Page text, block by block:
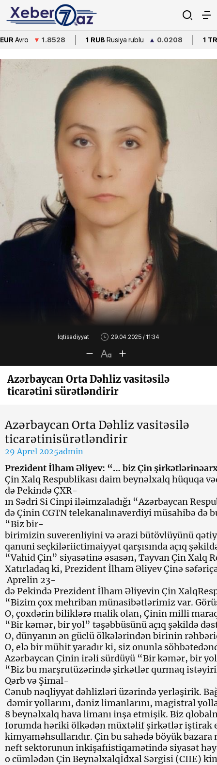
▼1.8528 1 RUB Rusiya rublu ▲ 0.0208 1 TRY
İqtisadiyyat 29.04.2025 / 11:34
Azərbaycan Orta Dəhliz vasitəsilə
ticarətini sürətləndirir
Azərbaycan Orta Dəhliz vasitəsilə
ticarətinisürətləndirir
29 Aprel 2025admin
Prezident İlham Əliyev: “… biz Çin
Çin Xalq Respublikası daim beynəlxalq hüquqa
də Pekində ÇXR-
ın Sədri Si Cinpi iləimzaladığı “Azərbaycan
də Çinin CGTN telekanalınaverdiyi müsahibə də
“Biz bir-
birimizin suverenliyini və ərazi bütövlüyünü
qanuni seçkiləriictimaiyyət qarşısında açıq
“Vahid Çin” siyasətinə əsasən, Tayvan Çin
Xatırladaq ki, Prezident İlham Əliyev Çinə
Aprelin 23-
də Pekində Prezident İlham Əliyevin Çin
“Bizim çox mehriban münasibətlərimiz var.
O, çoxdərin biliklərə malik olan, Çinin milli
“Bir kəmər, bir yol” təşəbbüsünü açıq şəkildə
O, dünyanın ən güclü ölkələrindən birinin
O, elə bir mühit yaradır ki, siz onunla
Azərbaycan Çinin irəli sürdüyü “Bir kəmər, bir
“Biz bu marşrutüzərində şirkətlər qurmaq
Qərb və Şimal-
Cənub nəqliyyat dəhlizləri üzərində yerləşirik.
dəmir yollarını, dəniz limanlarını, magistral
8 beynəlxalq hava limanı inşa etmişik. Biz
forumda həriki ölkədən müxtəlif şirkətlər iştirak
kimyaməhsullarıdır. Çin bu sahədə böyük
neft sektorunun inkişafıistiqamətində siyasət
o cümlədən Çin Beynəlxalqİdxal Sərgisi (CIIE)